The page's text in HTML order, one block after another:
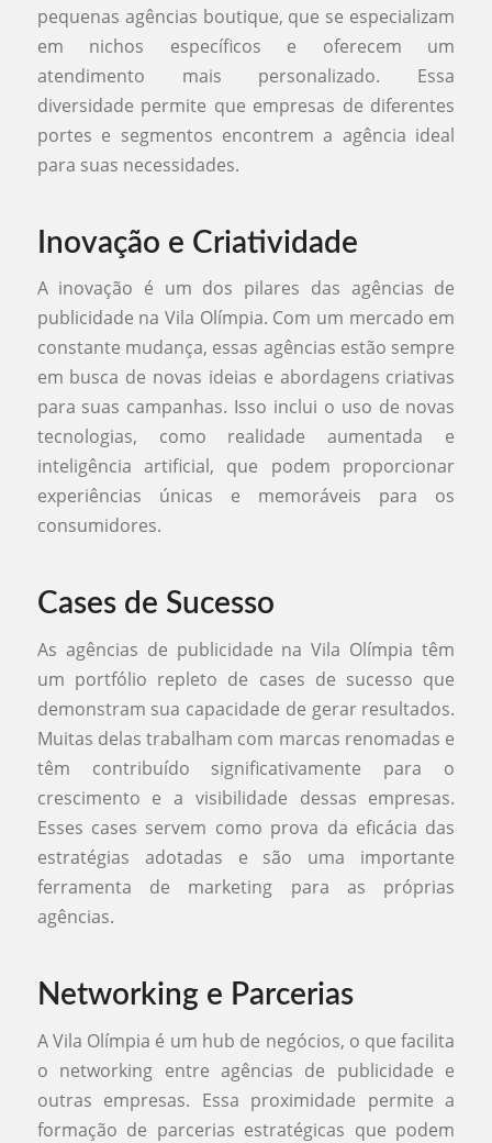
pequenas agências boutique, que se especializam
em nichos específicos e oferecem um
atendimento mais personalizado. Essa
diversidade permite que empresas de diferentes
portes e segmentos encontrem a agência ideal
para suas necessidades.
Inovação e Criatividade
A inovação é um dos pilares das agências de
publicidade na Vila Olímpia. Com um mercado em
constante mudança, essas agências estão sempre
em busca de novas ideias e abordagens criativas
para suas campanhas. Isso inclui o uso de novas
tecnologias, como realidade aumentada e
inteligência artificial, que podem proporcionar
experiências únicas e memoráveis para os
consumidores.
Cases de Sucesso
As agências de publicidade na Vila Olímpia têm
um portfólio repleto de cases de sucesso que
demonstram sua capacidade de gerar resultados.
Muitas delas trabalham com marcas renomadas e
têm contribuído significativamente para o
crescimento e a visibilidade dessas empresas.
Esses cases servem como prova da eficácia das
estratégias adotadas e são uma importante
ferramenta de marketing para as próprias
agências.
Networking e Parcerias
A Vila Olímpia é um hub de negócios, o que facilita
o networking entre agências de publicidade e
outras empresas. Essa proximidade permite a
formação de parcerias estratégicas que podem